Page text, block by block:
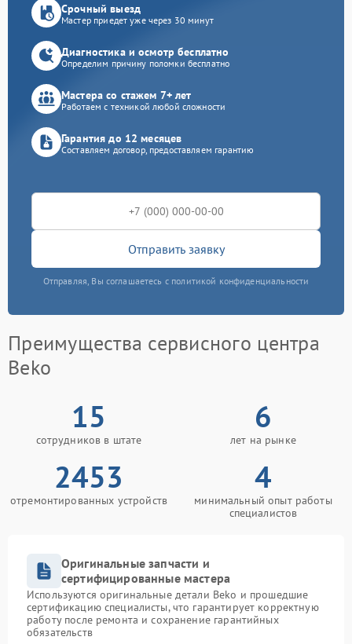
Срочный выезд
Мастер приедет уже через 30 минут
Диагностика и осмотр бесплатно
Определим причину поломки бесплатно
Мастера со стажем 7+ лет
Работаем с техникой любой сложности
Гарантия до 12 месяцев
Составляем договор, предоставляем гарантию
Отправить заявку
Отправляя, Вы соглашаетесь с политикой конфиденциальности
Преимущества сервисного центра
Beko
15
сотрудников в штате
6
лет на рынке
2453
отремонтированных устройств
4
минимальный опыт работы
специалистов
Оригинальные запчасти и
сертифицированные мастера
Используются оригинальные детали Beko и прошедшие
сертификацию специалисты, что гарантирует корректную
работу после ремонта и сохранение гарантийных
обязательств